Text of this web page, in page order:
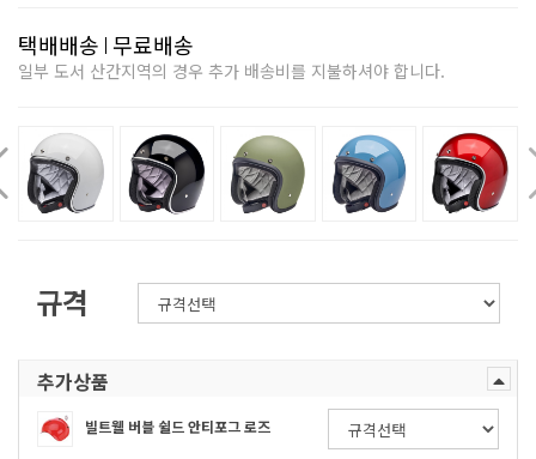
택배배송 무료배송
일부 도서 산간지역의 경우 추가 배송비를 지불하셔야 합니다.
규격
추가상품
빌트웰 버블 쉴드 안티포그 로즈